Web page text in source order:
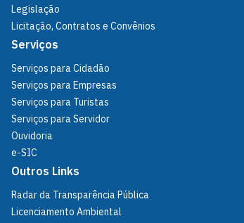
Legislação
Licitação, Contratos e Convênios
Serviços
Serviços para Cidadão
Serviços para Empresas
Serviços para Turistas
Serviços para Servidor
Ouvidoria
e-SIC
Outros Links
Radar da Transparência Pública
Licenciamento Ambiental